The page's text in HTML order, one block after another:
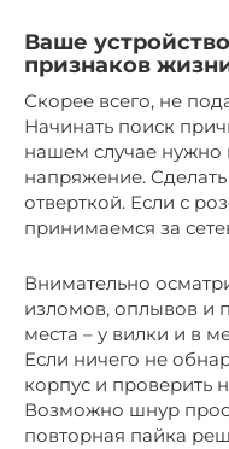
Ваше
признаков
Скорее всего, не
Начинать поиск
нашем случае нужно
напряжение.
отверткой. Если с
принимаемся за
Внимательно
изломов, оплывов и
места – у вилки и в
Если ничего не
корпус и проверить
Возможно шнур
повторная пайка